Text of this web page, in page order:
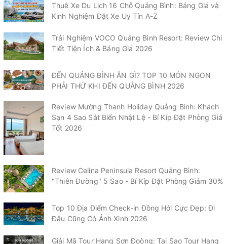
Thuê Xe Du Lịch 16 Chỗ Quảng Bình: Bảng Giá và
Kinh Nghiệm Đặt Xe Uy Tín A-Z
Trải Nghiệm VOCO Quảng Bình Resort: Review Chi
Tiết Tiện Ích & Bảng Giá 2026
ĐẾN QUẢNG BÌNH ĂN GÌ? TOP 10 MÓN NGON
PHẢI THỬ KHI ĐẾN QUẢNG BÌNH 2026
Review Mường Thanh Holiday Quảng Bình: Khách
Sạn 4 Sao Sát Biển Nhật Lệ - Bí Kíp Đặt Phòng Giá
Tốt 2026
Review Celina Peninsula Resort Quảng Bình:
"Thiên Đường" 5 Sao - Bí Kíp Đặt Phòng Giảm 30%
Top 10 Địa Điểm Check-in Đồng Hới Cực Đẹp: Đi
Đâu Cũng Có Ảnh Xinh 2026
Giải Mã Tour Hang Sơn Đoòng: Tại Sao Tour Hang